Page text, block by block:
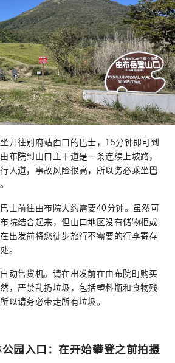
开往别府站西口的巴士，15分钟即可到
布院到山口主干道是一条连续上坡路，
人道，事故风险很高，所以务必乘坐巴
。
士前往由布院大约需要40分钟。虽然可
院结合起来，但山口地区没有储物柜或
出发前将您徒步旅行不需要的行李寄存
。
动售货机。请在出发前在由布院町购买
，严禁乱扔垃圾，包括塑料瓶和食物残
以请务必带走所有垃圾。
园入口：在开始攀登之前拍摄